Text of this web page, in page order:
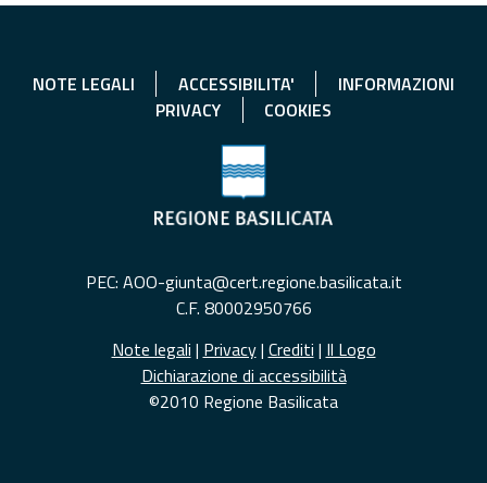
NOTE LEGALI ACCESSIBILITA'
INFORMAZIONI
PRIVACY
COOKIES
PEC: AOO-giunta@cert.regione.basilicata.it
C.F. 80002950766
Note legali | Privacy| Crediti | Il Logo
Dichiarazione di accessibilità
©2010 Regione Basilicata